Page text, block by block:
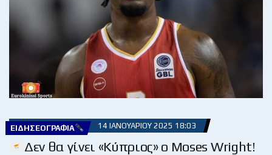
ΕΙΔΗΣΕΟΓΡΑΦΊΑ 14 ΙΑΝΟΥΑΡΊΟΥ 2025 18:03
Δεν θα γίνει «Κύπριος» ο Moses Wright!